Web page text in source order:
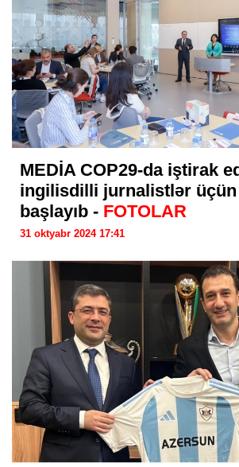
MEDİA COP29-da iştirak
ingilisdilli jurnalistlər
başlayıb - FOTOLAR
31 oktyabr 2024 17:41